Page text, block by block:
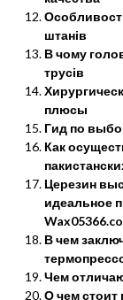
штанів
В чому
трусів
плюсы
Гид по
Как
Церезин
идеальное
В чем
Чем
О чем стоит